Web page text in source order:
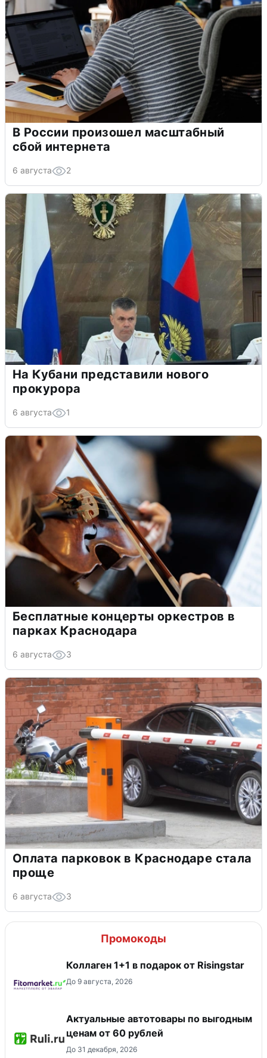
В России произошел масштабный
сбой интернета
6 августа 2
На Кубани представили нового
прокурора
6 августа 1
Бесплатные концерты оркестров в
парках Краснодара
6 августа 3
Оплата парковок в Краснодаре стала
проще
6 августа 3
Промокоды
Коллаген 1+1 в подарок от Risingstar
До 9 августа, 2026
Актуальные автотовары по выгодным
ценам от 60 рублей
До 31 декабря, 2026